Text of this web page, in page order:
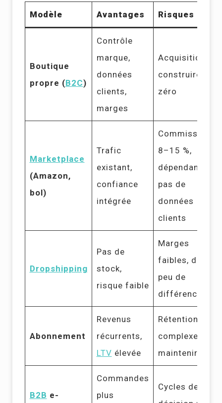
Modèle Avantages Risques
Boutique
propre (B2C)
Contrôle
marque,
données
clients,
marges
Acquisition à
construire de
zéro
Marketplace
(Amazon,
bol)
Trafic
existant,
confiance
intégrée
Commissions
8–15 %,
dépendance,
pas de
données
clients
Dropshipping
Pas de
stock,
risque faible
Marges
faibles, délais,
peu de
différenciation
Abonnement
Revenus
récurrents,
LTV élevée
Rétention
complexe à
maintenir
B2B e-
Commandes
plus
Cycles de